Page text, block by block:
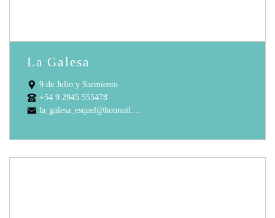
La Galesa
9 de Julio y Sarmiento
+54 9 2945 555478
la_galesa_esquel@hotmail....